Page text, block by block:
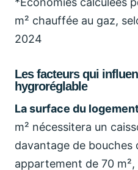
m² chauffée au gaz,
2024
Les facteurs qui
hygroréglable
La surface du
m² nécessitera un
davantage de bouches
appartement de 70